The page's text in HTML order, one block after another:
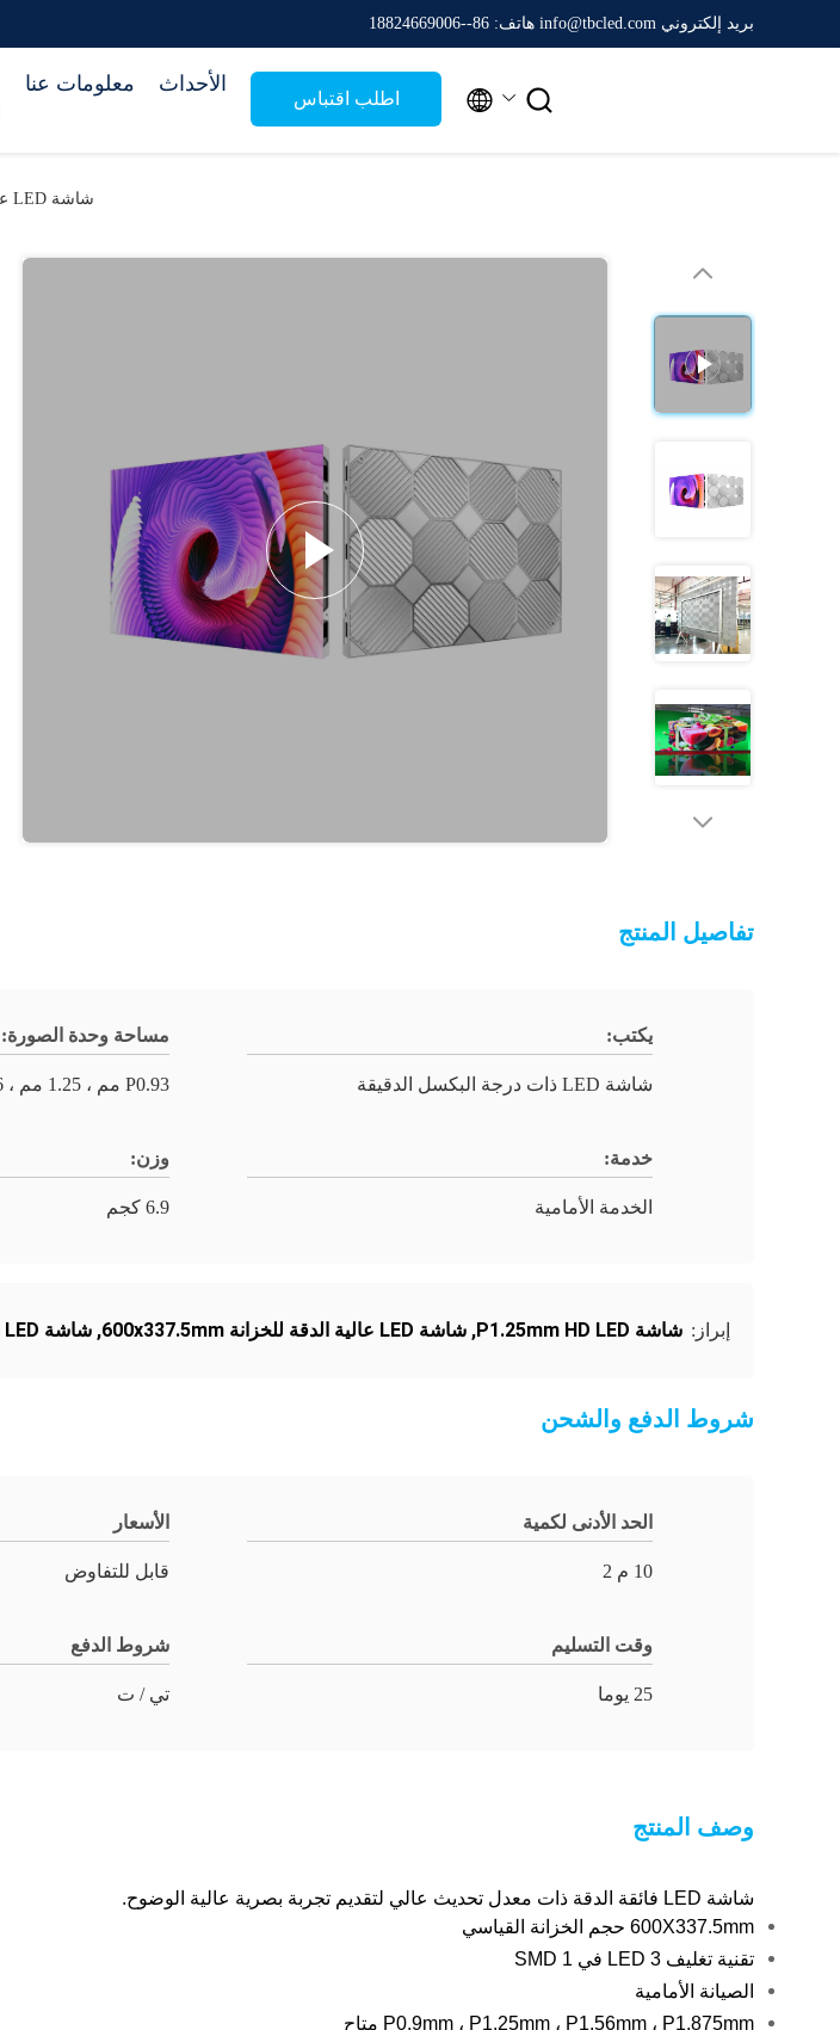
بريد إلكتروني info@tbcled.com هاتف: 86--18824669006
معلومات عنا الأحداث
اطلب اقتباس  
شاشة LED عالية الدقة من سلسلة Diamond Series بدقة 600x337.5mm
تفاصيل المنتج
يكتب:
شاشة LED ذات درجة البكسل الدقيقة
مساحة وحدة الصورة:
P0.93 مم ، 1.25 مم ، 1.56 مم ، 1.87 مم
خدمة:
الخدمة الأمامية
وزن:
6.9 كجم
إبراز: شاشة P1.25mm HD LED , شاشة LED عالية الدقة للخزانة 600x337.5mm , شاشة LED ذات درجة البكسل الدقيقة P1.25mm
شروط الدفع والشحن
الحد الأدنى لكمية
10 م 2
الأسعار
قابل للتفاوض
وقت التسليم
25 يوما
شروط الدفع
تي / ت
وصف المنتج
شاشة LED فائقة الدقة ذات معدل تحديث عالي لتقديم تجربة بصرية عالية الوضوح.
600X337.5mm حجم الخزانة القياسي
تقنية تغليف LED 3 في 1 SMD
الصيانة الأمامية
P0.9mm ، P1.25mm ، P1.56mm ، P1.875mm متاح